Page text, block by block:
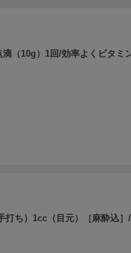
（10g）1回/効率よくビタミ
打ち）1cc（目元）［麻酔込］